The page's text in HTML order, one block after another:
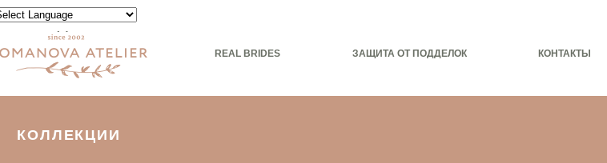
REAL BRIDES ЗАЩИТА ОТ ПОДДЕЛОК КОНТАКТЫ
Powered by
КОЛЛЕКЦИИ